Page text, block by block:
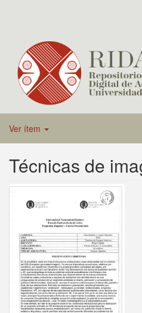
Ver ítem
Técnicas de